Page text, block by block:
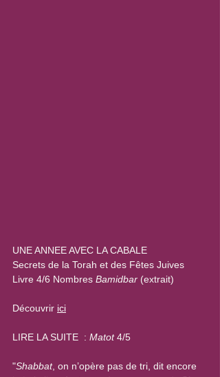
UNE ANNEE AVEC LA CABALE
Secrets de la Torah et des Fêtes Juives
Livre 4/6 Nombres Bamidbar (extrait)
Découvrir ici
LIRE LA SUITE  : Matot 4/5
"Shabbat, on n’opère pas de tri, dit encore